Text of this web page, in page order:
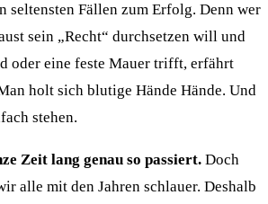
seltensten Fällen zum Erfolg. Denn wer
sein „Recht“ durchsetzen will und
oder eine feste Mauer trifft, erfährt
holt sich blutige Hände Hände. Und
stehen.
Zeit lang genau so passiert. Doch
alle mit den Jahren schlauer. Deshalb